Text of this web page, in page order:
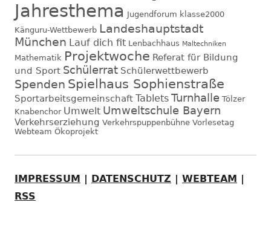
Jahresthema Jugendforum klasse2000
Känguru-Wettbewerb Landeshauptstadt
München Lauf dich fit Lenbachhaus Maltechniken
Mathematik Projektwoche Referat für Bildung
und Sport Schülerrat Schülerwettbewerb
Spenden Spielhaus Sophienstraße
Sportarbeitsgemeinschaft Tablets Turnhalle Tölzer
Knabenchor Umwelt Umweltschule Bayern
Verkehrserziehung Verkehrspuppenbühne Vorlesetag
Webteam Ökoprojekt
IMPRESSUM | DATENSCHUTZ | WEBTEAM |
RSS